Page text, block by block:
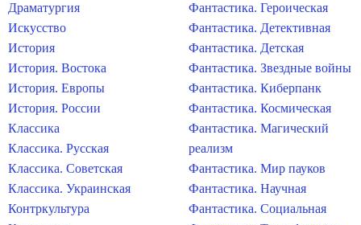
Драматургия
Искусство
История
История. Востока
История. Европы
История. России
Классика
Классика. Русская
Классика. Советская
Классика. Украинская
Контркультура
Фантастика. Героическая
Фантастика. Детективная
Фантастика. Детская
Фантастика. Звездные войны
Фантастика. Киберпанк
Фантастика. Космическая
Фантастика. Магический
реализм
Фантастика. Мир пауков
Фантастика. Научная
Фантастика. Социальная